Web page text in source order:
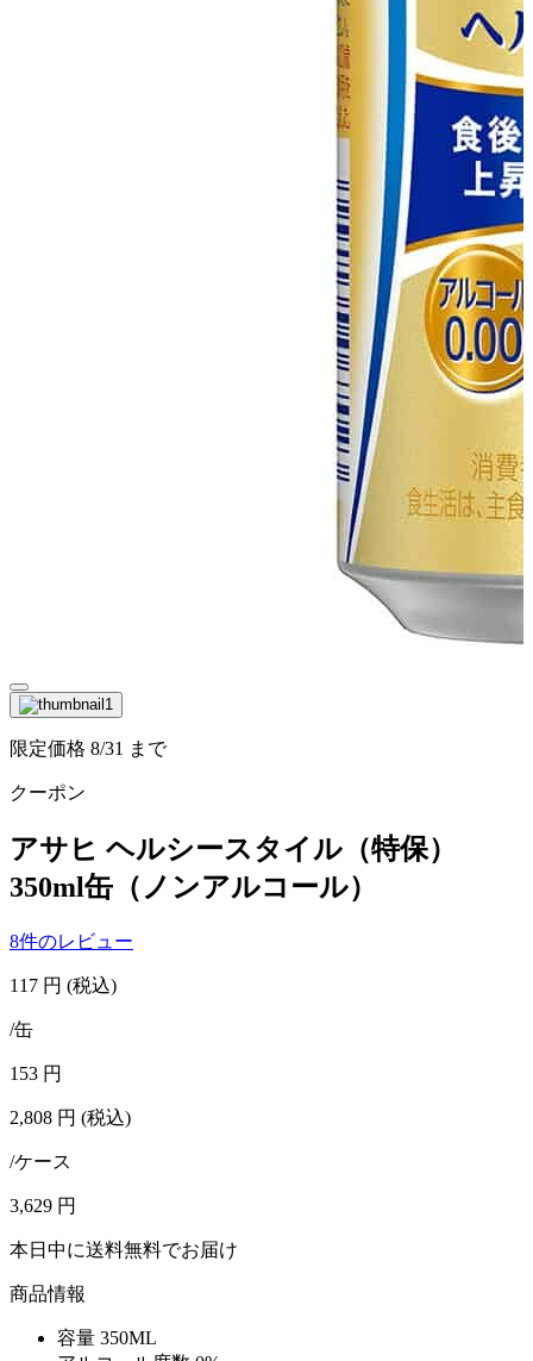
限定価格 8/31 まで
クーポン
アサヒ ヘルシースタイル（特保）
350ml缶（ノンアルコール）
8件のレビュー
117 円 (税込)
/缶
153 円
2,808 円 (税込)
/ケース
3,629 円
本日中に送料無料でお届け
商品情報
容量 350ML